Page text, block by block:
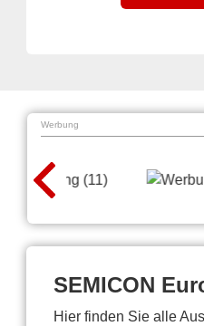
Werbung
SEMICON
Hier finden Sie alle